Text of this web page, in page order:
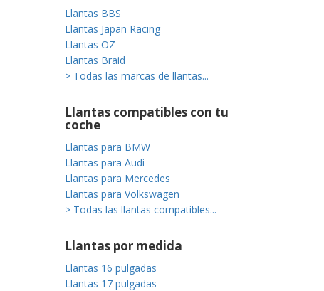
Llantas BBS
Llantas Japan Racing
Llantas OZ
Llantas Braid
> Todas las marcas de llantas...
Llantas compatibles con tu
coche
Llantas para BMW
Llantas para Audi
Llantas para Mercedes
Llantas para Volkswagen
> Todas las llantas compatibles...
Llantas por medida
Llantas 16 pulgadas
Llantas 17 pulgadas